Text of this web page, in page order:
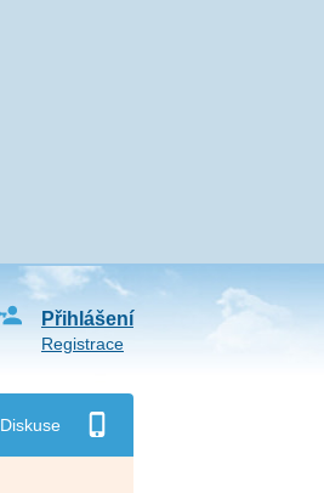
Diskuse
Přihlášení
Registrace